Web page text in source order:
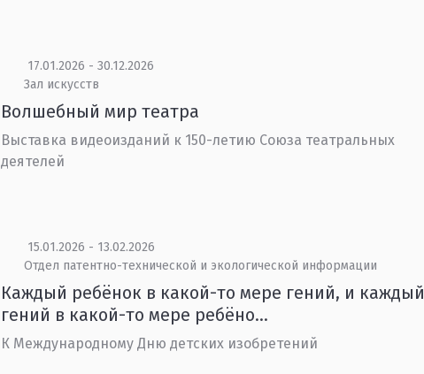
17.01.2026 - 30.12.2026
Зал искусств
Волшебный мир театра
Выставка видеоизданий к 150-летию Союза театральных
деятелей
15.01.2026 - 13.02.2026
Отдел патентно-технической и экологической информации
Каждый ребёнок в какой-то мере гений, и каждый
гений в какой-то мере ребёно...
К Международному Дню детских изобретений